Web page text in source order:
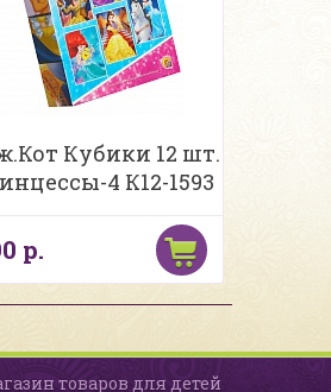
Кубики 12 шт.
4 К12-1593
р.
товаров для детей